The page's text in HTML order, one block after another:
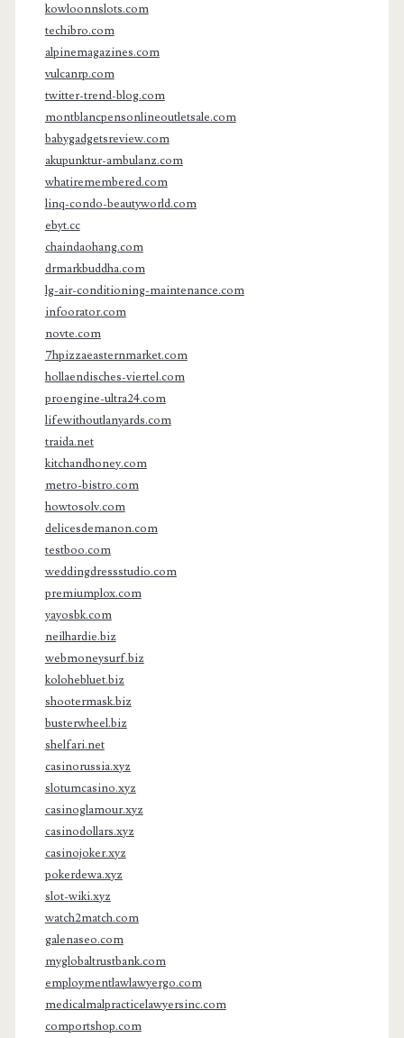
kowloonnslots.com
techibro.com
alpinemagazines.com
vulcanrp.com
twitter-trend-blog.com
montblancpensonlineoutletsale.com
babygadgetsreview.com
akupunktur-ambulanz.com
whatiremembered.com
linq-condo-beautyworld.com
ebyt.cc
chaindaohang.com
drmarkbuddha.com
lg-air-conditioning-maintenance.com
infoorator.com
novte.com
7hpizzaeasternmarket.com
hollaendisches-viertel.com
proengine-ultra24.com
lifewithoutlanyards.com
traida.net
kitchandhoney.com
metro-bistro.com
howtosolv.com
delicesdemanon.com
testboo.com
weddingdressstudio.com
premiumplox.com
yayosbk.com
neilhardie.biz
webmoneysurf.biz
kolohebluet.biz
shootermask.biz
busterwheel.biz
shelfari.net
casinorussia.xyz
slotumcasino.xyz
casinoglamour.xyz
casinodollars.xyz
casinojoker.xyz
pokerdewa.xyz
slot-wiki.xyz
watch2match.com
galenaseo.com
myglobaltrustbank.com
employmentlawlawyergo.com
medicalmalpracticelawyersinc.com
comportshop.com